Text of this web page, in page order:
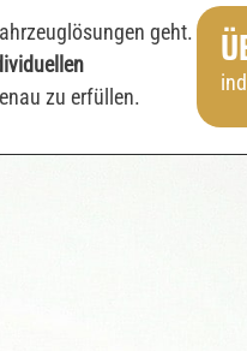
geht.
zu erfüllen.